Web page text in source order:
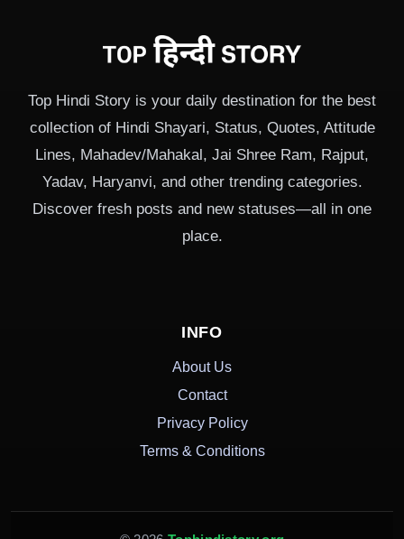
Top Hindi Story is your daily destination for the best
collection of Hindi Shayari, Status, Quotes, Attitude
Lines, Mahadev/Mahakal, Jai Shree Ram, Rajput,
Yadav, Haryanvi, and other trending categories.
Discover fresh posts and new statuses—all in one
place.
INFO
About Us
Contact
Privacy Policy
Terms & Conditions